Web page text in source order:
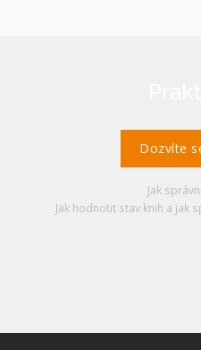
Dozvíte
Jak
Jak hodnotit stav knih a jak